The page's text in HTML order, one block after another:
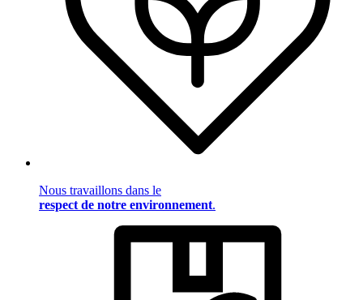
Nous travaillons dans le
respect de notre environnement.